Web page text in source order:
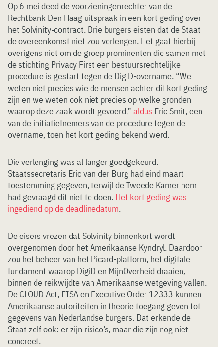
Op 6 mei deed de voorzieningenrechter van de
Rechtbank Den Haag uitspraak in een kort geding over
het Solvinity-contract. Drie burgers eisten dat de Staat
de overeenkomst niet zou verlengen. Het gaat hierbij
overigens niet om de groep prominenten die samen met
de stichting Privacy First een bestuursrechtelijke
procedure is gestart tegen de DigiD-overname. “We
weten niet precies wie de mensen achter dit kort geding
zijn en we weten ook niet precies op welke gronden
waarop deze zaak wordt gevoerd,” aldus Eric Smit, een
van de initiatiefnemers van de procedure tegen de
overname, toen het kort geding bekend werd.
Die verlenging was al langer goedgekeurd.
Staatssecretaris Eric van der Burg had eind maart
toestemming gegeven, terwijl de Tweede Kamer hem
had gevraagd dit niet te doen. Het kort geding was
ingediend op de deadlinedatum.
De eisers vrezen dat Solvinity binnenkort wordt
overgenomen door het Amerikaanse Kyndryl. Daardoor
zou het beheer van het Picard-platform, het digitale
fundament waarop DigiD en MijnOverheid draaien,
binnen de reikwijdte van Amerikaanse wetgeving vallen.
De CLOUD Act, FISA en Executive Order 12333 kunnen
Amerikaanse autoriteiten in theorie toegang geven tot
gegevens van Nederlandse burgers. Dat erkende de
Staat zelf ook: er zijn risico’s, maar die zijn nog niet
concreet.